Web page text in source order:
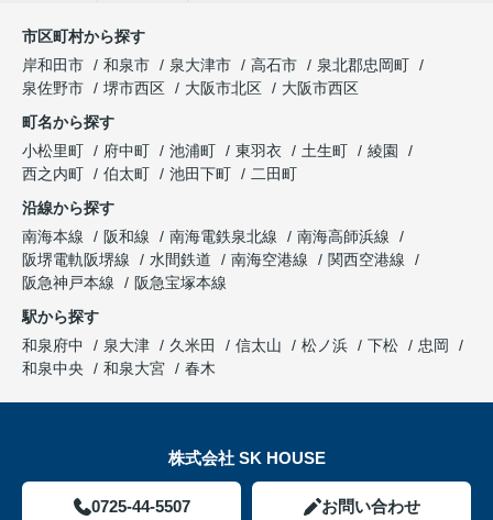
市区町村から探す
岸和田市
和泉市 泉大津市 高石市
泉北郡忠岡町
泉佐野市
堺市西区 大阪市北区
大阪市西区
町名から探す
小松里町
府中町 池浦町 東羽衣 土生町
綾園
西之内町
伯太町 池田下町
二田町
沿線から探す
南海本線
阪和線 南海電鉄泉北線
南海高師浜線
阪堺電軌阪堺線
水間鉄道 南海空港線
関西空港線
阪急神戸本線
阪急宝塚本線
駅から探す
和泉府中
泉大津 久米田 信太山 松ノ浜 下松
忠岡
和泉中央
和泉大宮 春木
株式会社 SK HOUSE
0725-44-5507 お問い合わせ